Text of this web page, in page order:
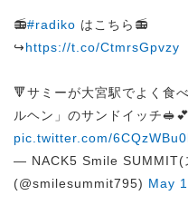
📻#radiko はこちら📻
↪︎https://t.co/CtmrsGpvzy
🔻サミーが大宮駅でよく食
ルヘン」のサンドイッチ🥪💕
pic.twitter.com/
— NACK5 Smile SUMMIT(
(@smilesummit795) May